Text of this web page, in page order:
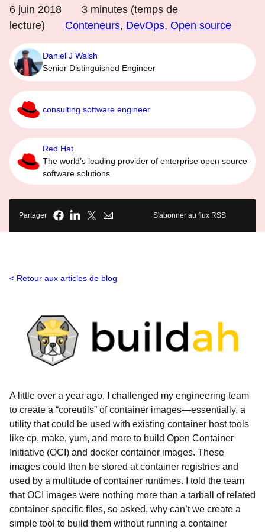
6 juin 2018 3 minutes (temps de
lecture)
Conteneurs, DevOps, Open source
Daniel J Walsh
Senior Distinguished Engineer
consulting software engineer
Red Hat
The world’s leading provider of enterprise open source
software solutions
Partager S'abonner au flux RSS
Retour aux articles de blog
A little over a year ago, I challenged my engineering team
to create a “coreutils” of container images—essentially, a
utility that could be used with existing container host tools
like cp, make, yum, and more to build Open Container
Initiative (OCI) and docker container images. These
images could then be stored at container registries and
used by a multitude of container runtimes. I told the team
that OCI images were nothing more than a tarball of related
container-specific files, so asked, why can’t we create a
simple tool to build them without running a container